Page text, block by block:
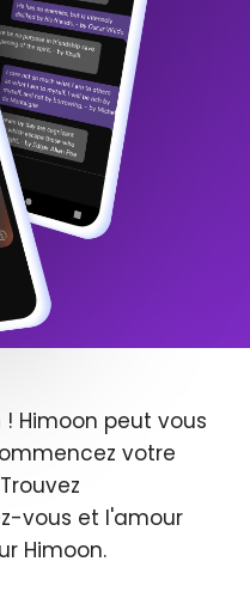
Himoon peut vous
votre
vous et l'amour
Himoon.